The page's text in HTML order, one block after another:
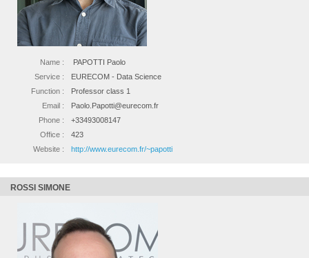
Name :
PAPOTTI Paolo
Service :
EURECOM - Data Science
Function :
Professor class 1
Email :
Paolo.Papotti@eurecom.fr
Phone :
+33493008147
Office :
423
Website :
http://www.eurecom.fr/~papotti
ROSSI SIMONE